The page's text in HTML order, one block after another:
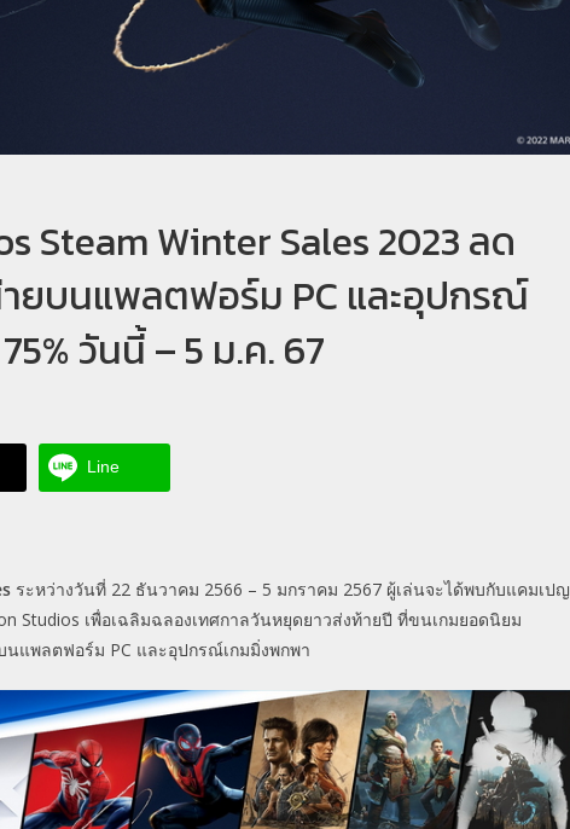
Steam Winter Sales 2023 ลด
ายบนแพลตฟอร์ม PC และอุปกรณ์
วันนี้ – 5 ม.ค. 67
Line
ระหว่างวันที่ 22 ธันวาคม 2566 – 5 มกราคม 2567 ผู้เล่นจะได้พบกับแคมเปญ
Studios เพื่อเฉลิมฉลองเทศกาลวันหยุดยาวส่งท้ายปี ที่ขนเกมยอดนิยม
นแพลตฟอร์ม PC และอุปกรณ์เกมมิ่งพกพา